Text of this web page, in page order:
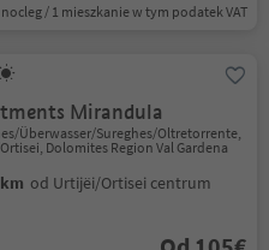
nocleg / 1 mieszkanie w tym podatek VAT
Mirandula
Überwasser/Sureghes/Oltretorrente,
Dolomites Region Val Gardena
od Urtijëi/Ortisei centrum